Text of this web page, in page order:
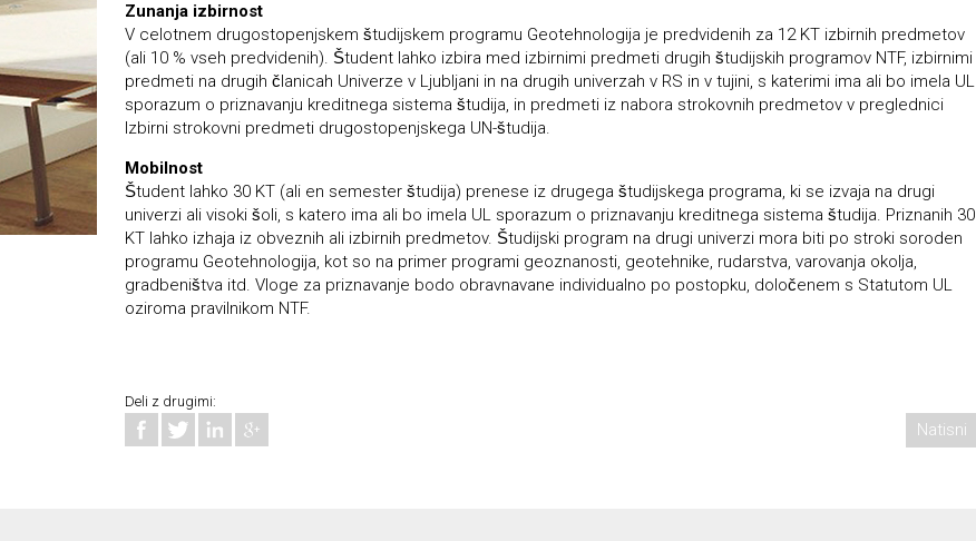
Zunanja izbirnost
V celotnem drugostopenjskem študijskem programu Geotehnologija je predvidenih za 12 KT izbirnih predmetov
(ali 10 % vseh predvidenih). Študent lahko izbira med izbirnimi predmeti drugih študijskih programov NTF, izbirnimi
predmeti na drugih članicah Univerze v Ljubljani in na drugih univerzah v RS in v tujini, s katerimi ima ali bo imela UL
sporazum o priznavanju kreditnega sistema študija, in predmeti iz nabora strokovnih predmetov v preglednici
Izbirni strokovni predmeti drugostopenjskega UN-študija.
Mobilnost
Študent lahko 30 KT (ali en semester študija) prenese iz drugega študijskega programa, ki se izvaja na drugi
univerzi ali visoki šoli, s katero ima ali bo imela UL sporazum o priznavanju kreditnega sistema študija. Priznanih 30
KT lahko izhaja iz obveznih ali izbirnih predmetov. Študijski program na drugi univerzi mora biti po stroki soroden
programu Geotehnologija, kot so na primer programi geoznanosti, geotehnike, rudarstva, varovanja okolja,
gradbeništva itd. Vloge za priznavanje bodo obravnavane individualno po postopku, določenem s Statutom UL
oziroma pravilnikom NTF.
Deli z drugimi:
Natisni